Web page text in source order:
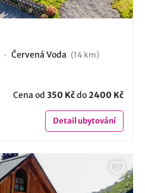
Červená Voda (14 km)
Cena od 350 Kčdo2400 Kč
Detailubytování